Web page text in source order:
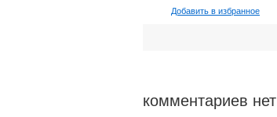
Добавить в избранное
комментариев нет